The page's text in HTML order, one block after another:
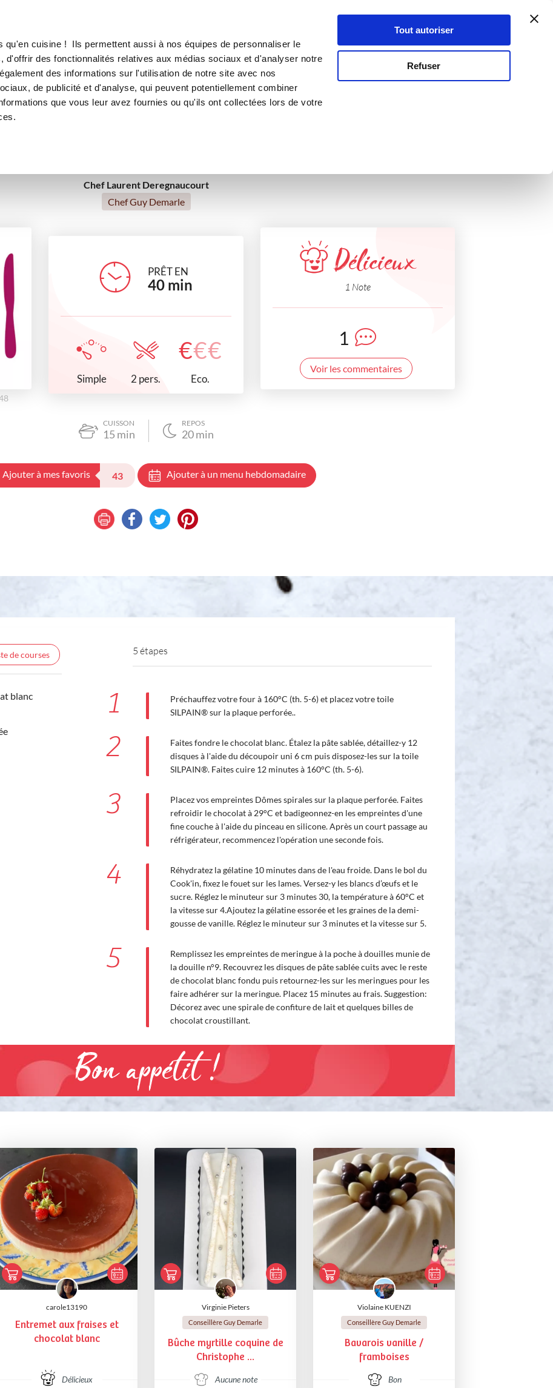
qu'en cuisine ! Ils permettent aussi à nos équipes de personnaliser le
d'offrir des fonctionnalités relatives aux médias sociaux et d'analyser notre
des informations sur l'utilisation de notre site avec nos
de publicité et d'analyse, qui peuvent potentiellement combiner
que vous leur avez fournies ou qu'ils ont collectées lors de votre
Tout autoriser
Refuser
Se connecter
Dômes meringués à la vanille
RECETTE VALIDÉE
Chef Laurent Deregnaucourt
Chef Guy Demarle
PRÊT EN
40 min
Simple 2 pers.
€€€
Eco.
Délicieux
1 Note
1
Voir les commentaires
CUISSON
15 min
REPOS
20min
Ajouter à mes favoris 43 Ajouter à un menu hebdomadaire
de courses
blanc
5 étapes
1
Préchauffez votre four à 160°C (th. 5-6) et placez votre toile
SILPAIN® sur la plaque perforée..
2
Faites fondre le chocolat blanc. Étalez la pâte sablée, détaillez-y 12
disques à l'aide du découpoir uni 6 cm puis disposez-les sur la toile
SILPAIN®. Faites cuire 12 minutes à 160°C (th. 5-6).
3
Placez vos empreintes Dômes spirales sur la plaque perforée. Faites
refroidir le chocolat à 29°C et badigeonnez-en les empreintes d'une
fine couche à l'aide du pinceau en silicone. Après un court passage au
réfrigérateur, recommencez l'opération une seconde fois.
4
Réhydratez la gélatine 10 minutes dans de l'eau froide. Dans le bol du
Cook'in, fixez le fouet sur les lames. Versez-y les blancs d’œufs et le
sucre. Réglez le minuteur sur 3 minutes 30, la température à 60°C et
la vitesse sur 4.Ajoutez la gélatine essorée et les graines de la demi-
gousse de vanille. Réglez le minuteur sur 3 minutes et la vitesse sur 5.
5
Remplissez les empreintes de meringue à la poche à douilles munie de
la douille n°9. Recouvrez les disques de pâte sablée cuits avec le reste
de chocolat blanc fondu puis retournez-les sur les meringues pour les
faire adhérer sur la meringue. Placez 15 minutes au frais. Suggestion:
Décorez avec une spirale de confiture de lait et quelques billes de
chocolat croustillant.
Bon appétit !
carole13190
Entremet aux fraises et
chocolat blanc
Délicieux
Virginie Pieters
Conseillère Guy Demarle
Bûche myrtille coquine de
Christophe ...
Aucune note
Violaine KUENZI
Conseillère Guy Demarle
Bavarois vanille /
framboises
Bon